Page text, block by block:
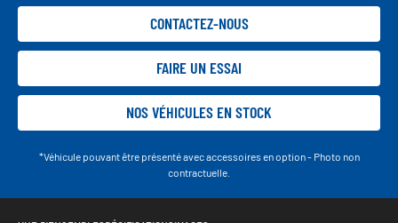
CONTACTEZ-NOUS
FAIRE UN ESSAI
NOS VÉHICULES EN STOCK
*Véhicule pouvant être présenté avec accessoires en option - Photo non
contractuelle.